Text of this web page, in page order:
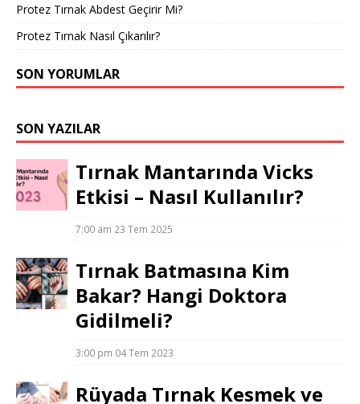
Protez Tırnak Abdest Geçirir Mi?
Protez Tırnak Nasıl Çıkarılır?
SON YORUMLAR
SON YAZILAR
Tırnak Mantarında Vicks
Etkisi – Nasıl Kullanılır?
7:00 am 23 Tem 2025
Tırnak Batmasına Kim
Bakar? Hangi Doktora
Gidilmeli?
3:00 pm 04 Tem 2023
Rüyada Tırnak Kesmek ve